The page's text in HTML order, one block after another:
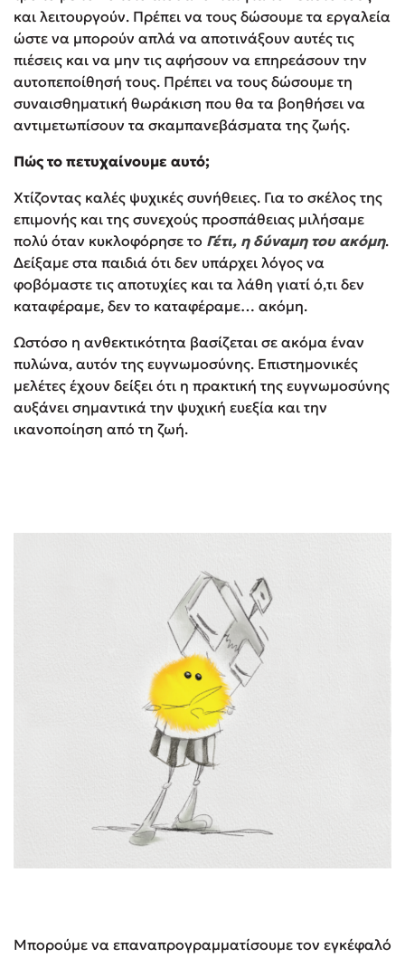
και λειτουργούν. Πρέπει να τους δώσουμε τα εργαλεία
ώστε να μπορούν απλά να αποτινάξουν αυτές τις
πιέσεις και να μην τις αφήσουν να επηρεάσουν την
αυτοπεποίθησή τους. Πρέπει να τους δώσουμε τη
συναισθηματική θωράκιση που θα τα βοηθήσει να
αντιμετωπίσουν τα σκαμπανεβάσματα της ζωής.
Πώς το πετυχαίνουμε αυτό;
Χτίζοντας καλές ψυχικές συνήθειες. Για το σκέλος της
επιμονής και της συνεχούς προσπάθειας μιλήσαμε
πολύ όταν κυκλοφόρησε το Γέτι, η δύναμη του ακόμη.
Δείξαμε στα παιδιά ότι δεν υπάρχει λόγος να
φοβόμαστε τις αποτυχίες και τα λάθη γιατί ό,τι δεν
καταφέραμε, δεν το καταφέραμε… ακόμη.
Ωστόσο η ανθεκτικότητα βασίζεται σε ακόμα έναν
πυλώνα, αυτόν της ευγνωμοσύνης. Επιστημονικές
μελέτες έχουν δείξει ότι η πρακτική της ευγνωμοσύνης
αυξάνει σημαντικά την ψυχική ευεξία και την
ικανοποίηση από τη ζωή.
Μπορούμε να επαναπρογραμματίσουμε τον εγκέφαλό